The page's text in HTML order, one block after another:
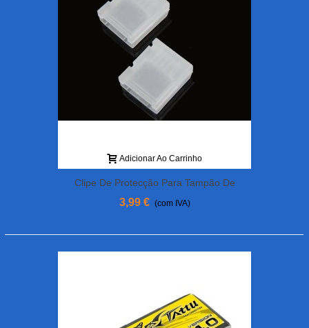
Adicionar Ao Carrinho
Clipe De Protecção Para Tampão De
Equilíbrio TATTU 4S (conjunto De 2)
3,99 € (com IVA)